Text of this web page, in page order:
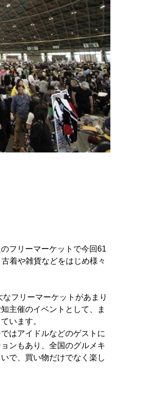
フリーマーケットで今回61
着や雑貨などをはじめ様々
フリーマーケットがあまり
主催のイベントとして、ま
います。
はアイドルなどのゲストに
ンもあり、全国のグルメキ
で、買い物だけでなく楽し